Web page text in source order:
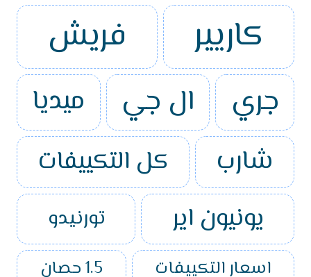
كاريير فريش
جري ال جي ميديا
شارب
كل التكييفات
يونيون اير
تورنيدو
اسعار التكييفات 1.5 حصان